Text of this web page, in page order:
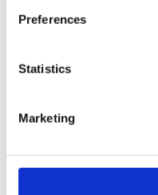
Preferences
Statistics
Marketing